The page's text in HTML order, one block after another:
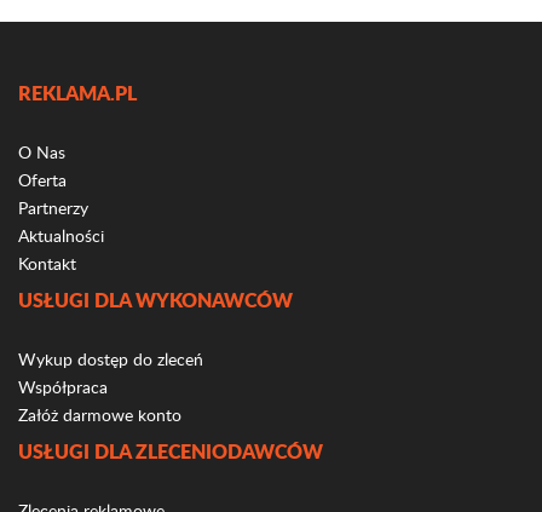
REKLAMA.PL
O Nas
Oferta
Partnerzy
Aktualności
Kontakt
USŁUGI DLA WYKONAWCÓW
Wykup dostęp do zleceń
Współpraca
Załóż darmowe konto
USŁUGI DLA ZLECENIODAWCÓW